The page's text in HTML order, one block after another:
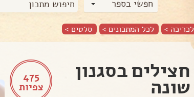
חפשי בספר
לכריכה > לכל המתכונים > סלטים >
475
צפיות
חצילים בסגנון
שונה